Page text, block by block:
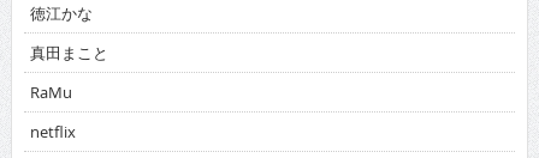
徳江かな
真田まこと
RaMu
netflix